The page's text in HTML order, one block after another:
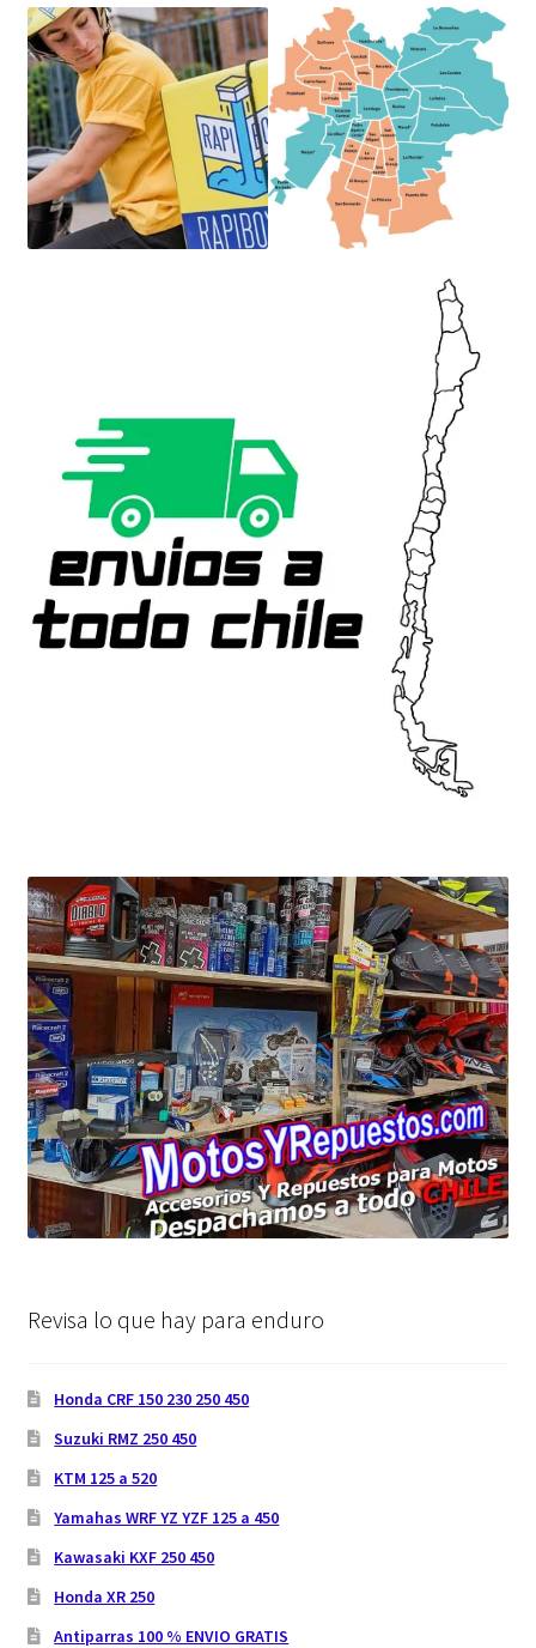
Revisa lo que hay para enduro
Honda CRF 150 230 250 450
Suzuki RMZ 250 450
KTM 125 a 520
Yamahas WRF YZ YZF 125 a 450
Kawasaki KXF 250 450
Honda XR 250
Antiparras 100 % ENVIO GRATIS